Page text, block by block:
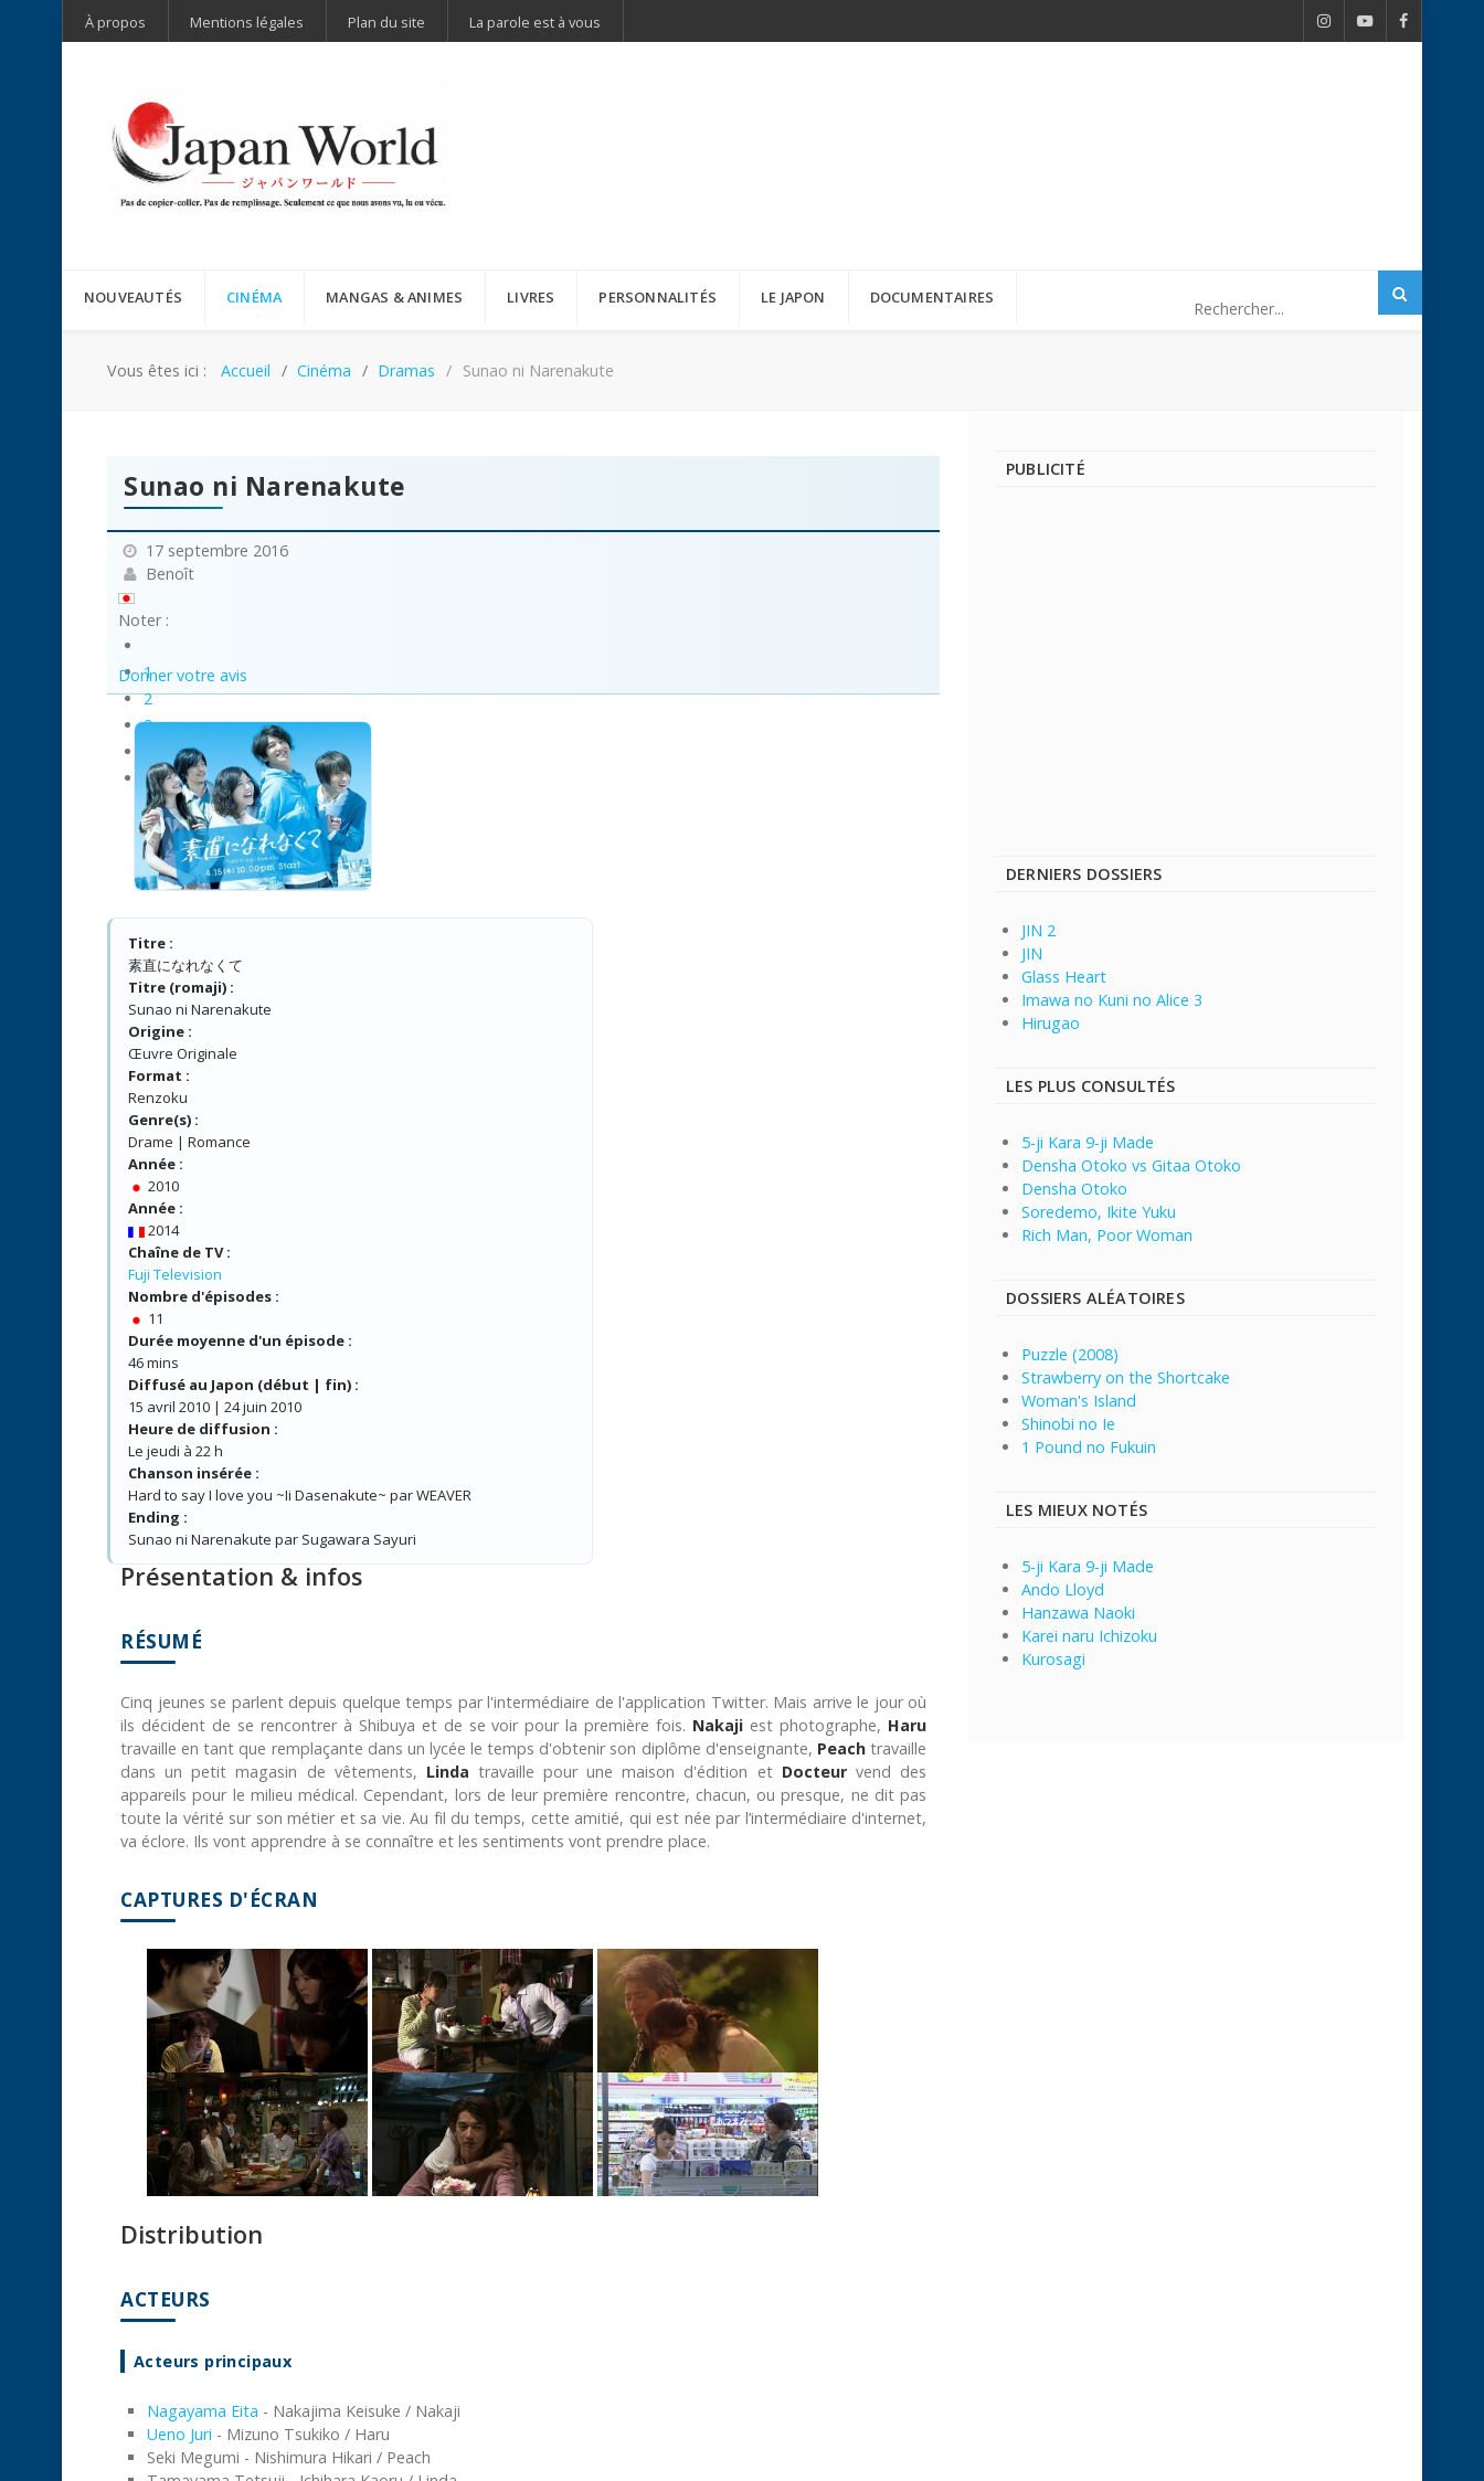
À propos Mentions légales Plan du site La parole est à vous
NOUVEAUTÉS CINÉMA MANGAS & ANIMES LIVRES PERSONNALITÉS LE JAPON DOCUMENTAIRES
Vous êtes ici : Accueil Cinéma Dramas Sunao ni Narenakute
Sunao ni Narenakute
17 septembre 2016
Benoît
Noter :
1
2
3
5
Donner votre avis
Titre :
素直になれなくて
Titre (romaji) :
Sunao ni Narenakute
Origine :
Œuvre Originale
Format :
Renzoku
Genre(s) :
Drame | Romance
Année :
2010
Année :
2014
Chaîne de TV :
Fuji Television
Nombre d'épisodes :
11
Durée moyenne d'un épisode :
46 mins
Diffusé au Japon (début | fin) :
15 avril 2010 | 24 juin 2010
Heure de diffusion :
Le jeudi à 22 h
Chanson insérée :
Hard to say I love you ~Ii Dasenakute~ par WEAVER
Ending :
Sunao ni Narenakute par Sugawara Sayuri
Présentation & infos
RÉSUMÉ
Cinq jeunes se parlent depuis quelque temps par l'intermédiaire de l'application Twitter. Mais arrive le jour où
ils décident de se rencontrer à Shibuya et de se voir pour la première fois. Nakaji est photographe, Haru
travaille en tant que remplaçante dans un lycée le temps d'obtenir son diplôme d'enseignante, Peachtravaille
dans un petit magasin de vêtements, Linda travaille pour une maison d'édition et Docteurvend des
appareils pour le milieu médical. Cependant, lors de leur première rencontre, chacun, ou presque, ne dit pas
toute la vérité sur son métier et sa vie. Au fil du temps, cette amitié, qui est née par l’intermédiaire d'internet,
va éclore. Ils vont apprendre à se connaître et les sentiments vont prendre place.
CAPTURES D'ÉCRAN
Distribution
ACTEURS
Acteurs principaux
Nagayama Eita - Nakajima Keisuke / Nakaji
Ueno Juri - Mizuno Tsukiko / Haru
Seki Megumi - Nishimura Hikari / Peach
PUBLICITÉ
DERNIERS DOSSIERS
JIN 2
JIN
Glass Heart
Imawa no Kuni no Alice 3
Hirugao
LES PLUS CONSULTÉS
5-ji Kara 9-ji Made
Densha Otoko vs Gitaa Otoko
Densha Otoko
Soredemo, Ikite Yuku
Rich Man, Poor Woman
DOSSIERS ALÉATOIRES
Puzzle (2008)
Strawberry on the Shortcake
Woman's Island
Shinobi no Ie
1 Pound no Fukuin
LES MIEUX NOTÉS
5-ji Kara 9-ji Made
Ando Lloyd
Hanzawa Naoki
Karei naru Ichizoku
Kurosagi